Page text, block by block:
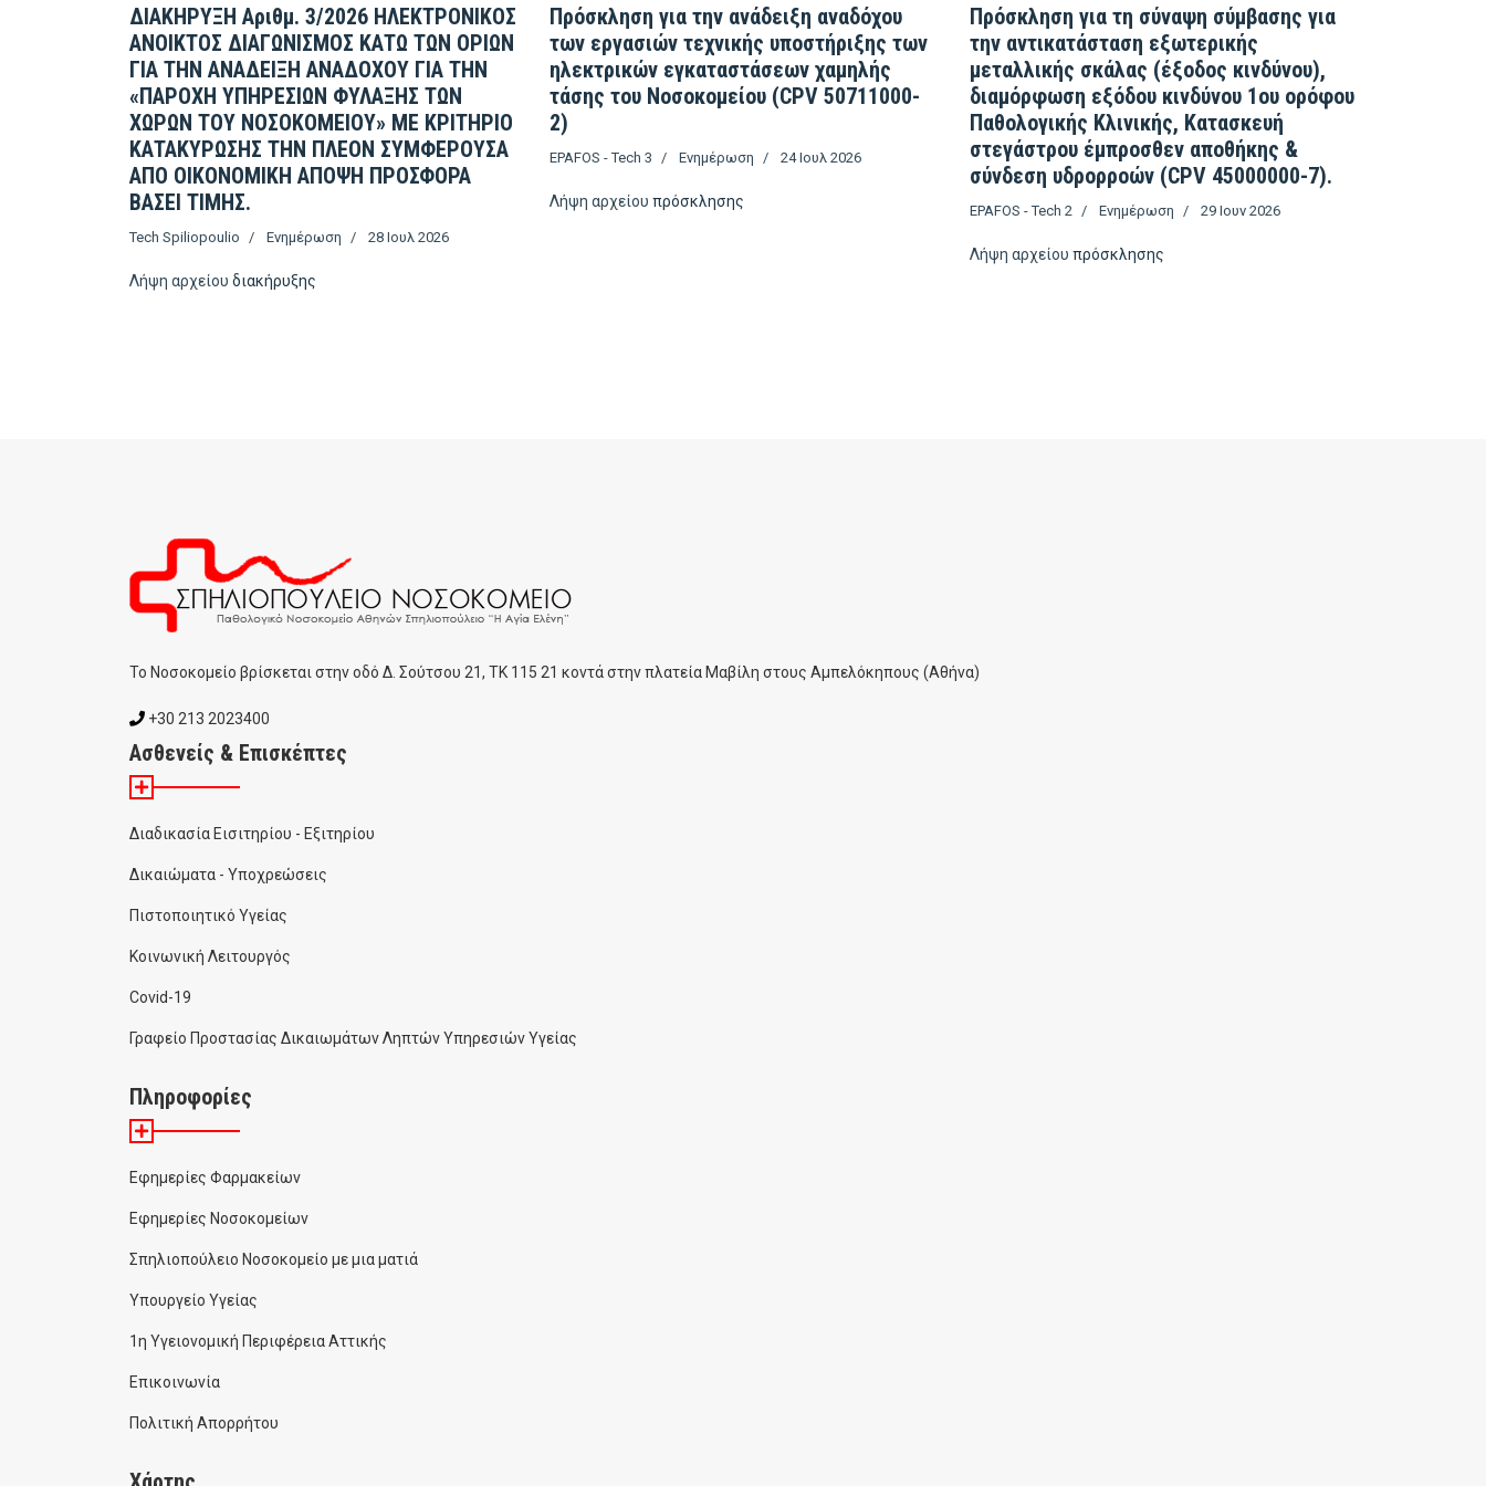
ΔΙΑΚΗΡΥΞΗ Αριθμ. 3/2026 ΗΛΕΚΤΡΟΝΙΚΟΣ
ΑΝΟΙΚΤΟΣ ΔΙΑΓΩΝΙΣΜΟΣ ΚΑΤΩ ΤΩΝ ΟΡΙΩΝ
ΓΙΑ ΤΗΝ ΑΝΑΔΕΙΞΗ ΑΝΑΔΟΧΟΥ ΓΙΑ ΤΗΝ
«ΠΑΡΟΧΗ ΥΠΗΡΕΣΙΩΝ ΦΥΛΑΞΗΣ ΤΩΝ
ΧΩΡΩΝ ΤΟΥ ΝΟΣΟΚΟΜΕΙΟΥ» ΜΕ ΚΡΙΤΗΡΙΟ
ΚΑΤΑΚΥΡΩΣΗΣ ΤΗΝ ΠΛΕΟΝ ΣΥΜΦΕΡΟΥΣΑ
ΑΠΟ ΟΙΚΟΝΟΜΙΚΗ ΑΠΟΨΗ ΠΡΟΣΦΟΡΑ
ΒΑΣΕΙ ΤΙΜΗΣ.
Tech Spiliopoulio Ενημέρωση 28 Ιουλ 2026
Λήψη αρχείου διακήρυξης
Πρόσκληση για την ανάδειξη αναδόχου
των εργασιών τεχνικής υποστήριξης των
ηλεκτρικών εγκαταστάσεων χαμηλής
τάσης του Νοσοκομείου (CPV 50711000-
2)
EPAFOS - Tech 3 Ενημέρωση 24 Ιουλ 2026
Λήψη αρχείου πρόσκλησης
Πρόσκληση για τη σύναψη σύμβασης για
την αντικατάσταση εξωτερικής
μεταλλικής σκάλας (έξοδος κινδύνου),
διαμόρφωση εξόδου κινδύνου 1ου ορόφου
Παθολογικής Κλινικής, Κατασκευή
στεγάστρου έμπροσθεν αποθήκης &
σύνδεση υδρορροών (CPV 45000000-7).
EPAFOS - Tech 2 Ενημέρωση 29 Ιουν 2026
Λήψη αρχείου πρόσκλησης
To Noσοκομείο βρίσκεται στην οδό Δ. Σούτσου 21, ΤΚ 115 21 κοντά στην πλατεία Μαβίλη στους Αμπελόκηπους (Αθήνα)
+30 213 2023400
Ασθενείς & Επισκέπτες
Διαδικασία Εισιτηρίου - Εξιτηρίου
Δικαιώματα - Υποχρεώσεις
Πιστοποιητικό Υγείας
Κοινωνική Λειτουργός
Covid-19
Γραφείο Προστασίας Δικαιωμάτων Ληπτών Υπηρεσιών Υγείας
Πληροφορίες
Εφημερίες Φαρμακείων
Εφημερίες Νοσοκομείων
Σπηλιοπούλειο Νοσοκομείο με μια ματιά
Υπουργείο Υγείας
1η Υγειονομική Περιφέρεια Αττικής
Επικοινωνία
Πολιτική Απορρήτου